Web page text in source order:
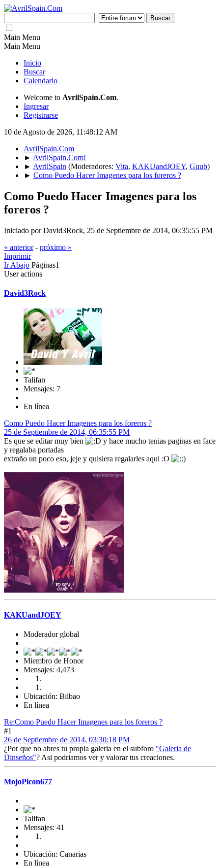
Main Menu
Main Menu
Inicio
Buscar
Calendario
Welcome to AvrilSpain.Com.
Ingresar
Registrarse
10 de Agosto de 2026, 11:48:12 AM
AvrilSpain.Com
► AvrilSpain.Com!
► AvrilSpain (Moderadores: Vita, KAKUandJOEY, Guub)
► Como Puedo Hacer Imagenes para los foreros ?
Como Puedo Hacer Imagenes para los
foreros ?
Iniciado por David3Rock, 25 de Septiembre de 2014, 06:35:55 PM
« anterior- próximo »
Imprimir
Ir Abajo Páginas1
User actions
David3Rock
Talifan
Mensajes: 7
En línea
Como Puedo Hacer Imagenes para los foreros ?
25 de Septiembre de 2014, 06:35:55 PM
Es que se editar muy bien
y hace mucho tenias paginas en face
y regalaba portadas
extraño un poco eso, jeje y quisiera regalarles aqui :O
KAKUandJOEY
Moderador global
Miembro de Honor
Mensajes: 4,473
Ubicación: Bilbao
En línea
Re:Como Puedo Hacer Imagenes para los foreros ?
#1
26 de Septiembre de 2014, 03:30:18 PM
¿Por que no abres tu propia galeria en el subforo "Galeria de
Dinseños"? Asi podriamos ver y valorar tus creaciones.
MojoPicon677
Talifan
Mensajes: 41
Ubicación: Canarias
En línea